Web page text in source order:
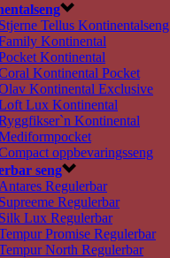
Stjerne Tellus Kontinentalseng
Kontinental
Kontinental
Kontinental Pocket
Kontinental Exclusive
Lux Kontinental
Kontinental
oppbevaringsseng
seng
Antares Regulerbar
Supreeme Regulerbar
Silk Lux Regulerbar
Promise Regulerbar
North Regulerbar